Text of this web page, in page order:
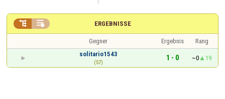
ERGEBNISSE
 
Gegner Ergebnis
Rang
solitario1543
(57)
1 - 0 ~0 19